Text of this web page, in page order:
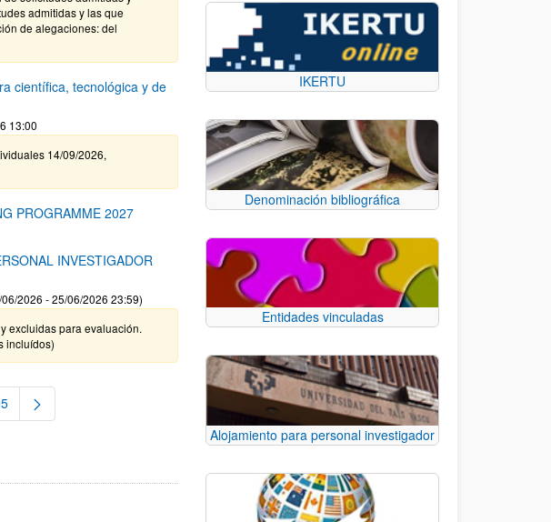
admitidas y las que
de alegaciones: del
científica, tecnológica y de
13:00
14/09/2026,
PROGRAMME 2027
INVESTIGADOR
2026 - 25/06/2026 23:59)
excluidas para evaluación.
incluídos)
intermedias Use TAB para desplazarse.
Página
IKERTU
Denominación bibliográfica
Entidades vinculadas
Alojamiento para personal investigador